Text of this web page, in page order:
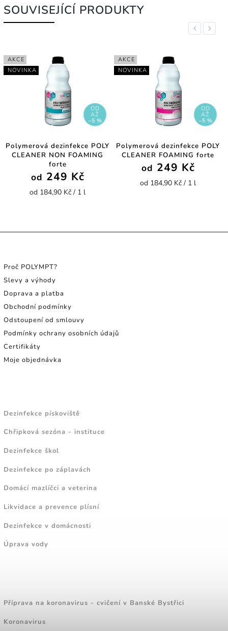
SOUVISEJÍCÍ PRODUKTY
Previous
AKCE
NOVINKA
OD
AŽ
–5 %
Polymerová dezinfekce POLY
CLEANER NON FOAMING
forte
od 249 Kč
od 184,90 Kč / 1 l
AKCE
NOVINKA
OD
AŽ
–5 %
Polymerová dezinfekce POLY
CLEANER FOAMING forte
od 249 Kč
od 184,90 Kč / 1 l
Next
Proč POLYMPT?
Slevy a výhody
Doprava a platba
Obchodní podmínky
Odstoupení od smlouvy
Podmínky ochrany osobních údajů
Certifikáty
Moje objednávka
Dezinfekce pískoviště
Chřipková sezóna - instituce
Dezinfekce škol
Dezinfekce po záplavách
Domácí mazlíčci a veterina
Likvidace a prevence plísní
Dezinfekce v domácnosti
Úprava vody
Příprava na koronavirus - cvičení v Banské Bystřici
Koronavirus